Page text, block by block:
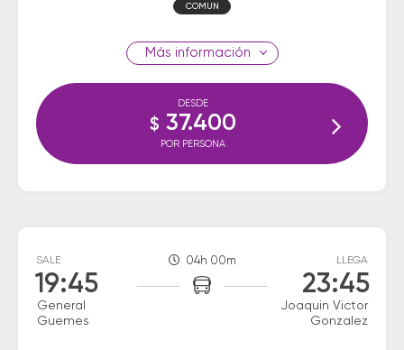
COMUN
información
DESDE
$ 37.400
POR PERSONA
SALE
19:45
General
Guemes
04h 00m LLEGA
23:45
Joaquin Victor
Gonzalez